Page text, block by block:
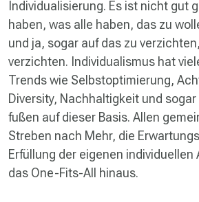
Individualisierung. Es ist nicht gut
haben, was alle haben, das zu
und ja, sogar auf das zu
verzichten. Individualismus hat
Trends wie Selbstoptimierung,
Diversity, Nachhaltigkeit und
fußen auf dieser Basis. Allen
Streben nach Mehr, die
Erfüllung der eigenen individuellen
das One-Fits-All hinaus.